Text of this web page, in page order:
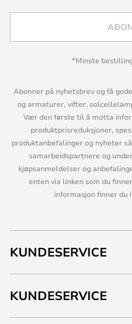
*Minste
Abonner på nyhetsbrev og få
og armaturer, vifter,
Vær den første til å motta
produktprisreduksjoner,
produktanbefalinger og nyheter
samarbeidspartnere og
kjøpsanmeldelser og
enten via linken som du
informasjon finner du
KUNDESERVICE
KUNDESERVICE